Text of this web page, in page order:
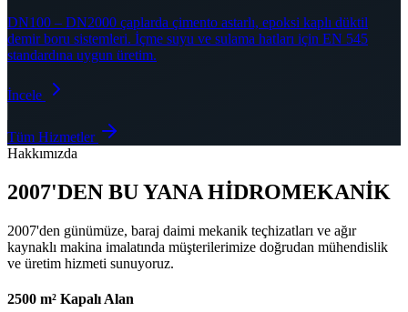
DN100 – DN2000 çaplarda çimento astarlı, epoksi kaplı düktil
demir boru sistemleri. İçme suyu ve sulama hatları için EN 545
standardına uygun üretim.
İncele
Tüm Hizmetler
Hakkımızda
2007'DEN BU YANA HİDROMEKANİK
2007'den günümüze, baraj daimi mekanik teçhizatları ve ağır
kaynaklı makina imalatında müşterilerimize doğrudan mühendislik
ve üretim hizmeti sunuyoruz.
2500 m² Kapalı Alan